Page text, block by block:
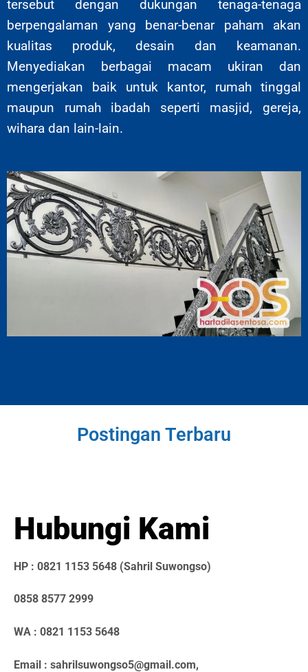
tersebut dengan dukungan tenaga-tenaga
berpengalaman yang benar-benar paham akan
kualitas produk, desain dan keamanan.
Menyediakan berbagai macam ukiran dan
mengerjakan baik untuk kantor, rumah tinggal
maupun rumah ibadah seperti masjid, gereja,
wihara dan lain-lain.
Postingan Terbaru
Hubungi Kami
HP : 0821 1153 5648 (Sahril Suwongso)
0858 8577 2999
WA : 0821 1153 5648
Email : sahrilsuwongso5@gmail.com,